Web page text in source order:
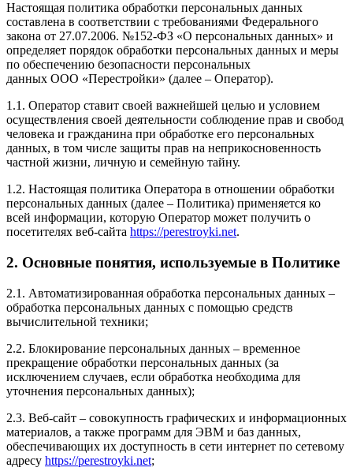
Настоящая политика обработки персональных данных
составлена в соответствии с требованиями Федерального
закона от 27.07.2006. №152-ФЗ «О персональных данных» и
определяет порядок обработки персональных данных и меры
по обеспечению безопасности персональных
данных ООО «Перестройки» (далее – Оператор).
1.1. Оператор ставит своей важнейшей целью и условием
осуществления своей деятельности соблюдение прав и свобод
человека и гражданина при обработке его персональных
данных, в том числе защиты прав на неприкосновенность
частной жизни, личную и семейную тайну.
1.2. Настоящая политика Оператора в отношении обработки
персональных данных (далее – Политика) применяется ко
всей информации, которую Оператор может получить о
посетителях веб-сайта https://perestroyki.net.
2. Основные понятия, используемые в Политике
2.1. Автоматизированная обработка персональных данных –
обработка персональных данных с помощью средств
вычислительной техники;
2.2. Блокирование персональных данных – временное
прекращение обработки персональных данных (за
исключением случаев, если обработка необходима для
уточнения персональных данных);
2.3. Веб-сайт – совокупность графических и информационных
материалов, а также программ для ЭВМ и баз данных,
обеспечивающих их доступность в сети интернет по сетевому
адресу https://perestroyki.net;